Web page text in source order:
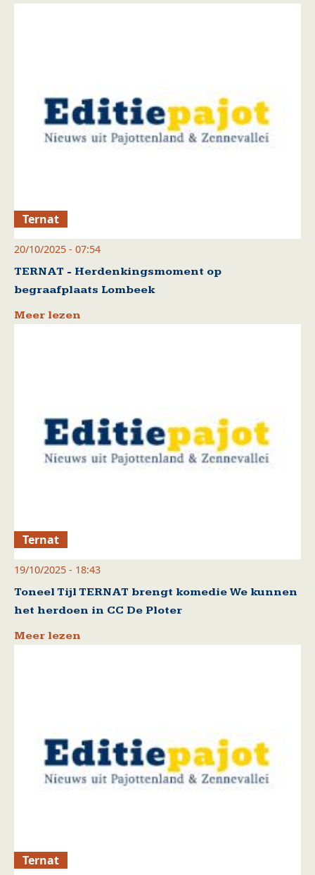
Ternat
20/10/2025 - 07:54
TERNAT - Herdenkingsmoment op
begraafplaats Lombeek
Meer lezen
Ternat
19/10/2025 - 18:43
Toneel Tijl TERNAT brengt komedie We kunnen
het herdoen in CC De Ploter
Meer lezen
Ternat